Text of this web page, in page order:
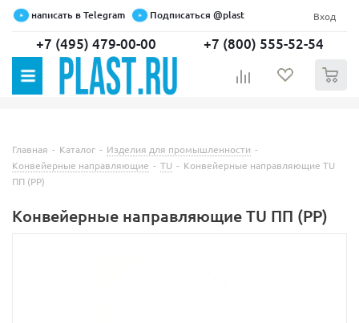
написать в Telegram Подписаться @plast Вход
+7 (495) 479-00-00 +7 (800) 555-52-54
Главная - Каталог - Изделия для промышленности -
Конвейерные направляющие - TU - Конвейерные направляющие TU
ПП (PP)
Конвейерные направляющие TU ПП (PP)